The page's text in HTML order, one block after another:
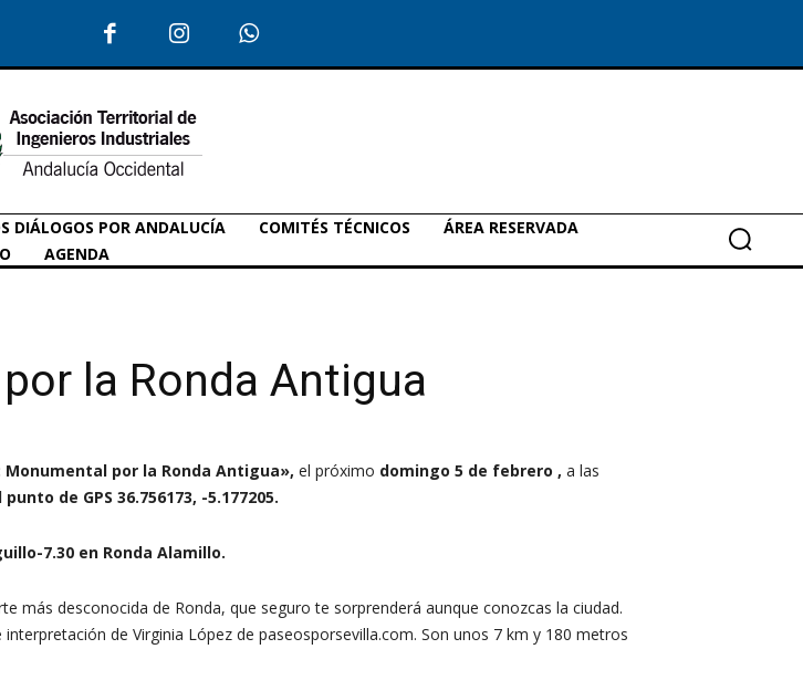
DIÁLOGOS POR ANDALUCÍA COMITÉS TÉCNICOS
ÁREA RESERVADA
AGENDA
la Ronda Antigua
Monumental por la Ronda Antigua», el próximo domingo 5 de febrero , a las
punto de GPS 36.756173, -5.177205.
7.30 en Ronda Alamillo.
más desconocida de Ronda, que seguro te sorprenderá aunque conozcas la ciudad.
de Virginia López de paseosporsevilla.com. Son unos 7 km y 180 metros